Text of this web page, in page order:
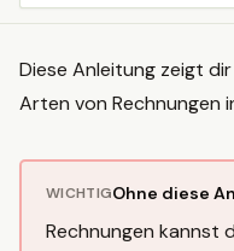
Diese Anleitung zeigt
Arten von Rechnungen
WICHTIGOhne diese
Rechnungen kannst